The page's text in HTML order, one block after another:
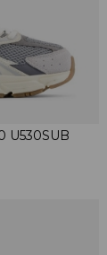
U530SUB